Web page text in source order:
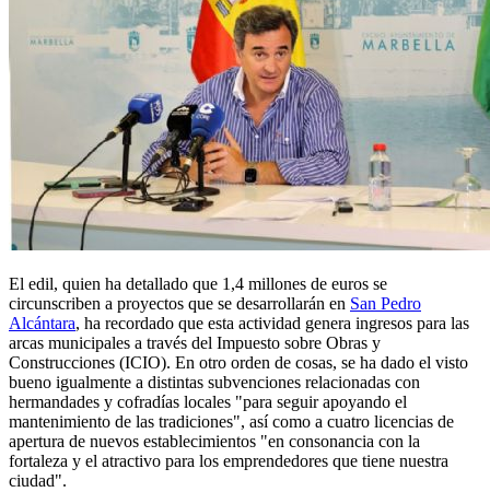
El edil, quien ha detallado que 1,4 millones de euros se
circunscriben a proyectos que se desarrollarán en San Pedro
Alcántara, ha recordado que esta actividad genera ingresos para las
arcas municipales a través del Impuesto sobre Obras y
Construcciones (ICIO). En otro orden de cosas, se ha dado el visto
bueno igualmente a distintas subvenciones relacionadas con
hermandades y cofradías locales "para seguir apoyando el
mantenimiento de las tradiciones", así como a cuatro licencias de
apertura de nuevos establecimientos "en consonancia con la
fortaleza y el atractivo para los emprendedores que tiene nuestra
ciudad".